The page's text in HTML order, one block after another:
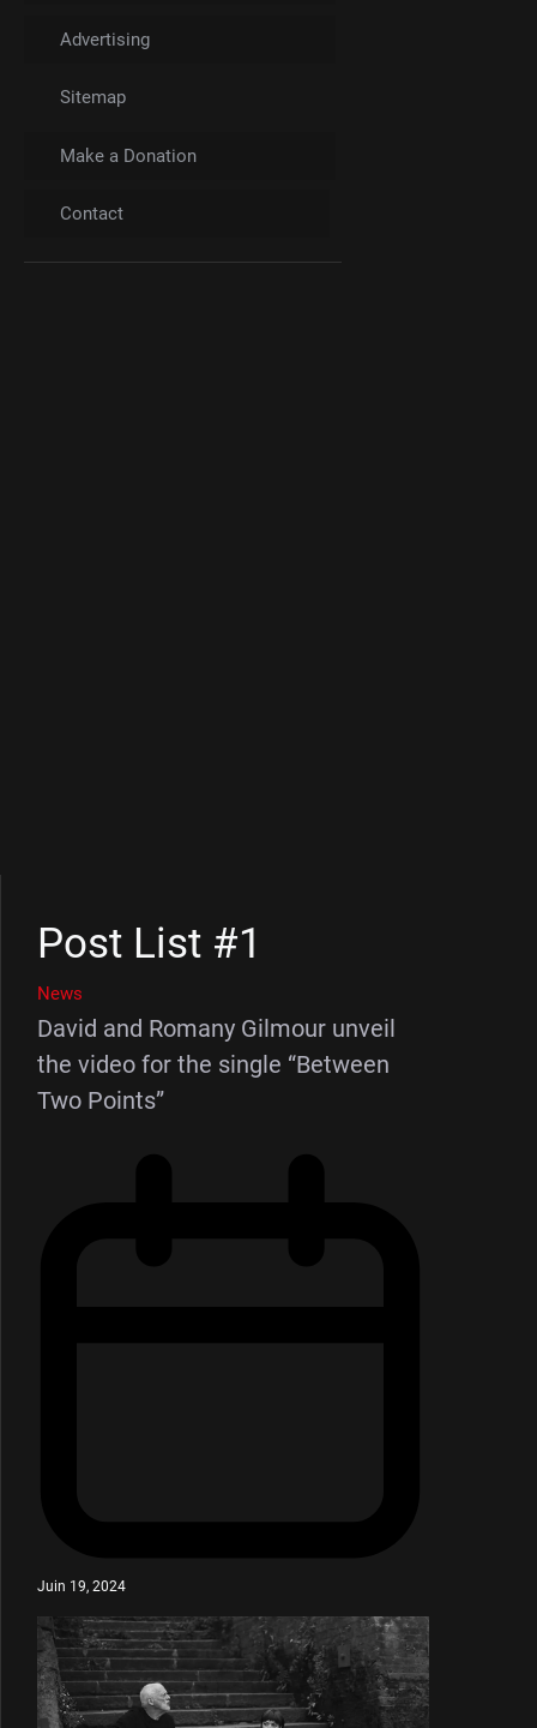
Advertising
Sitemap
Make a Donation
Contact
Post List #1
News
David and Romany Gilmour unveil
the video for the single “Between
Two Points”
Juin 19, 2024